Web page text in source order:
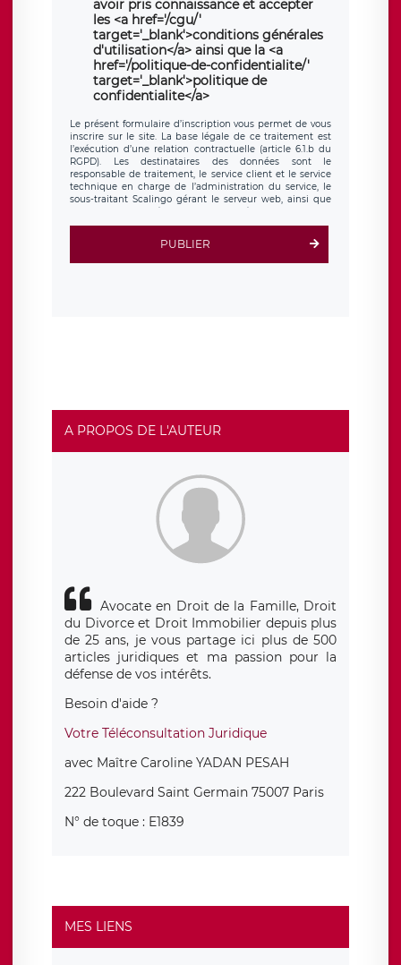
avoir pris connaissance et accepter
les <a href='/cgu/'
target='_blank'>conditions générales
d'utilisation</a> ainsi que la <a
href='/politique-de-confidentialite/'
target='_blank'>politique de
confidentialite</a>
Le présent formulaire d’inscription vous permet de vous
inscrire sur le site. La base légale de ce traitement est
l’exécution d’une relation contractuelle (article 6.1.b du
RGPD). Les destinataires des données sont le
responsable de traitement, le service client et le service
technique en charge de l’administration du service, le
sous-traitant Scalingo gérant le serveur web, ainsi que
toute personne légalement autorisée. Le formulaire
d’inscription est hébergé sur un serveur hébergé par
clauses de
protection conformes au RGPD
. Les données collectées
sont conservées jusqu’à ce que l’Internaute en sollicite la
rue Léopold Sédar Senghor, joignable à l’adresse mail :
responsabledetraitement@legavox.fr. Vous avez
également le droit d’introduire une réclamation auprès
d’une autorité de contrôle.
PUBLIER
A PROPOS DE L'AUTEUR
Avocate en Droit de la Famille, Droit
du Divorce et Droit Immobilier depuis plus
de 25 ans, je vous partage ici plus de 500
articles juridiques et ma passion pour la
défense de vos intérêts.
Besoin d'aide ?
Votre Téléconsultation Juridique
avec Maître Caroline YADAN PESAH
222 Boulevard Saint Germain 75007 Paris
N° de toque : E1839
MES LIENS